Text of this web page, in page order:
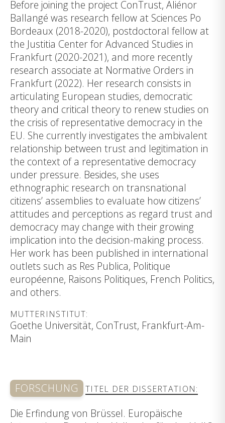
Before joining the project ConTrust, Aliénor
Ballangé was research fellow at Sciences Po
Bordeaux (2018-2020), postdoctoral fellow at
the Justitia Center for Advanced Studies in
Frankfurt (2020-2021), and more recently
research associate at Normative Orders in
Frankfurt (2022). Her research consists in
articulating European studies, democratic
theory and critical theory to renew studies on
the crisis of representative democracy in the
EU. She currently investigates the ambivalent
relationship between trust and legitimation in
the context of a representative democracy
under pressure. Besides, she uses
ethnographic research on transnational
citizens’ assemblies to evaluate how citizens’
attitudes and perceptions as regard trust and
democracy may change with their growing
implication into the decision-making process.
Her work has been published in international
outlets such as Res Publica, Politique
européenne, Raisons Politiques, French Politics,
and others.
MUTTERINSTITUT:
Goethe Universität, ConTrust, Frankfurt-Am-
Main
FORSCHUNG TITEL DER DISSERTATION:
Die Erfindung von Brüssel. Europäische